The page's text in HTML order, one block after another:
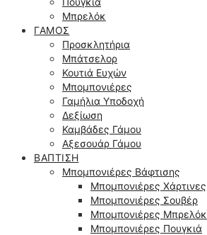
Μπρελόκ
ΓΆΜΟΣ
Προσκλητήρια
Μπάτσελορ
Κουτιά Ευχών
Μπομπονιέρες
Γαμήλια Υποδοχή
Δεξίωση
Καμβάδες Γάμου
Αξεσουάρ Γάμου
ΒΆΠΤΙΣΗ
Μπομπονιέρες Βάφτισης
Μπομπονιέρες Χάρτινες
Μπομπονιέρες Σουβέρ
Μπομπονιέρες Μπρελόκ
Μπομπονιέρες Πουγκιά